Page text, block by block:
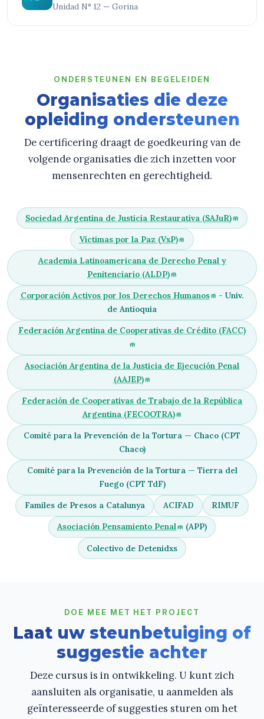
Unidad N° 12 — Gorina
ONDERSTEUNEN EN BEGELEIDEN
Organisaties die deze
opleiding ondersteunen
De certificering draagt de goedkeuring van de
volgende organisaties die zich inzetten voor
mensenrechten en gerechtigheid.
Sociedad Argentina de Justicia Restaurativa (SAJuR)
Víctimas por la Paz (VxP)
Academia Latinoamericana de Derecho Penal y
Penitenciario (ALDP)
Corporación Activos por los Derechos Humanos
- Univ.
de Antioquia
Federación Argentina de Cooperativas de Crédito (FACC)
Asociación Argentina de la Justicia de Ejecución Penal
(AAJEP)
Federación de Cooperativas de Trabajo de la República
Argentina (FECOOTRA)
Comité para la Prevención de la Tortura — Chaco (CPT
Chaco)
Comité para la Prevención de la Tortura — Tierra del
Fuego (CPT TdF)
Familes de Presos a Catalunya ACIFAD RIMUF
Asociación Pensamiento Penal (APP)
Colectivo de Detenidxs
DOE MEE MET HET PROJECT
Laat uw steunbetuiging of
suggestie achter
Deze cursus is in ontwikkeling. U kunt zich
aansluiten als organisatie, u aanmelden als
geïnteresseerde of suggesties sturen om het